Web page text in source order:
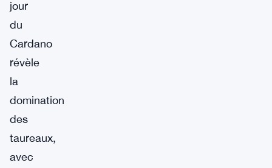
jour
du
Cardano
révèle
la
domination
des
taureaux,
avec